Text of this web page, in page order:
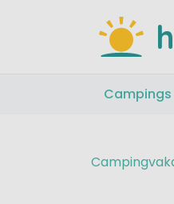
Campings